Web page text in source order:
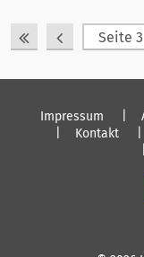
Impressum
Kontakt